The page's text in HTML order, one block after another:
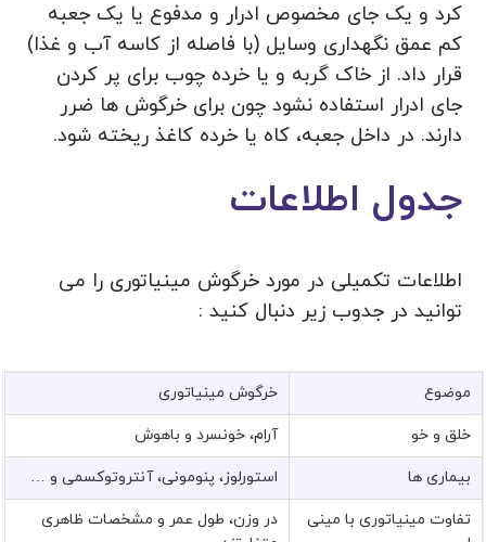
کرد و یک جای مخصوص ادرار و مدفوع یا یک جعبه
کم عمق نگهداری وسایل (با فاصله از کاسه آب و غذا)
قرار داد. از خاک گربه و یا خرده چوب برای پر کردن
جای ادرار استفاده نشود چون برای خرگوش ها ضرر
دارند. در داخل جعبه، کاه یا خرده کاغذ ریخته شود.
جدول اطلاعات
اطلاعات تکمیلی در مورد خرگوش مینیاتوری را می
توانید در جدوب زیر دنبال کنید :
موضوع خرگوش مینیاتوری
خلق و خو آرام، خونسرد و باهوش
بیماری ها استورلوز، پنومونی، آنتروتوكسمی و …
تفاوت مینیاتوری با مینی
در وزن، طول عمر و مشخصات ظاهری